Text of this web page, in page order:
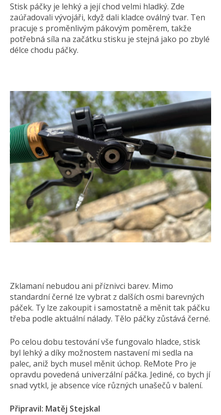
Stisk páčky je lehký a její chod velmi hladký. Zde
zaúřadovali vývojáři, když dali kladce oválný tvar. Ten
pracuje s proměnlivým pákovým poměrem, takže
potřebná síla na začátku stisku je stejná jako po zbylé
délce chodu páčky.
Zklamaní nebudou ani příznivci barev. Mimo
standardní černé lze vybrat z dalších osmi barevných
páček. Ty lze zakoupit i samostatně a měnit tak páčku
třeba podle aktuální nálady. Tělo páčky zůstává černé.
Po celou dobu testování vše fungovalo hladce, stisk
byl lehký a díky možnostem nastavení mi sedla na
palec, aniž bych musel měnit úchop. ReMote Pro je
opravdu povedená univerzální páčka. Jediné, co bych jí
snad vytkl, je absence více různých unašečů v balení.
Připravil: Matěj Stejskal